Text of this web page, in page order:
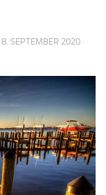
8. SEPTEMBER 2020 ·